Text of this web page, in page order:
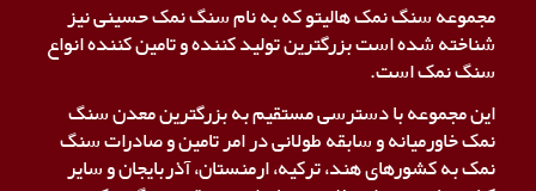
مجموعه سنگ نمک هالیتو که به نام سنگ نمک حسینی نیز
شناخته شده است بزرگترین تولید کننده و تامین کننده انواع
سنگ نمک است.
این مجموعه با دسترسی مستقیم به بزرگترین معدن سنگ
نمک خاورمیانه و سابقه طولانی در امر تامین و صادرات سنگ
نمک به کشورهای هند، ترکیه، ارمنستان، آذربایجان و سایر